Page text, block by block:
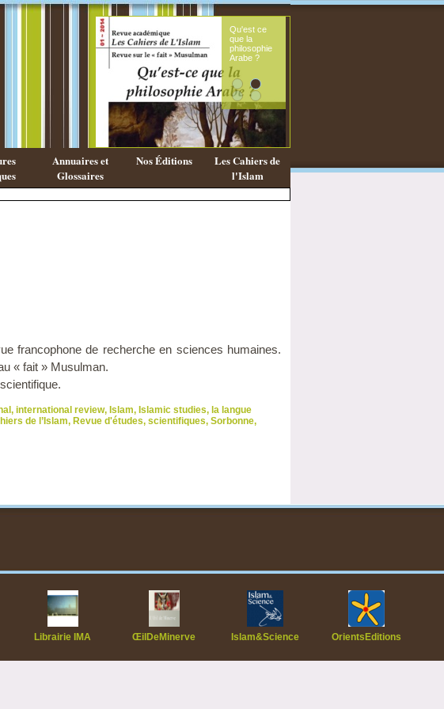
Qu'est ce
que la
philosophie
Arabe ?
Annuaires et
Glossaires
Nos Éditions
Les Cahiers de
l'Islam
francophone de recherche en sciences humaines.
« fait » Musulman.
, international review, Islam, Islamic studies, la langue
de l’Islam, Revue d'études, scientifiques, Sorbonne,
Librairie IMA ŒilDeMinerve Islam&Science OrientsEditions